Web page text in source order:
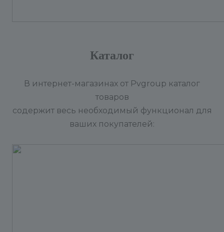
Каталог
В интернет-магазинах от Pvgroup каталог
товаров
содержит весь необходимый функционал для
ваших покупателей: